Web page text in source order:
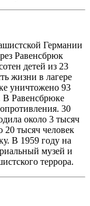
Германии
Равенсбрюк
детей из 23
жизни в лагере
уничтожено 93
В Равенсбрюке
30
около 3 тысяч
20 тысяч человек
В 1959 году на
музей и
террора.